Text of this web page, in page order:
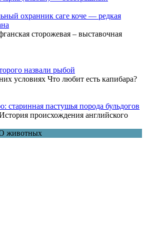
охранник саге коче — редкая
сторожевая – выставочная
назвали рыбой
условиях Что любит есть капибара?
старинная пастушья порода бульдогов
происхождения английского
животных